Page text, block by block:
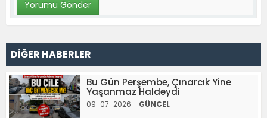
DİĞER HABERLER
Bu Gün Perşembe, Çınarcık Yine
Yaşanmaz Haldeydi
09-07-2026 - GÜNCEL